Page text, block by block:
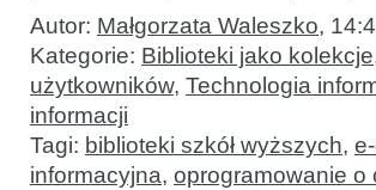
Autor: Małgorzata Waleszko,
Kategorie: Biblioteki jako kolekcje
użytkowników, Technologia
informacji
Tagi: biblioteki szkół wyższych,
informacyjna, oprogramowanie o